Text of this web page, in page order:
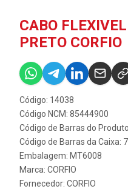
CABO
PRETO CORFIO
Código: 14038
Código NCM: 85444900
Código de Barras do
Código de Barras da Caixa:
Embalagem: MT6008
Marca: CORFIO
Fornecedor: CORFIO